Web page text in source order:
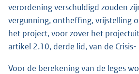
verordening verschuldigd zouden
vergunning, ontheffing, vrijstelling
het project, voor zover het
artikel 2.10, derde lid, van de
Voor de berekening van de leges